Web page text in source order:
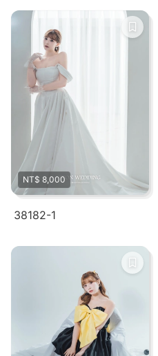
NT$ 8,000
38182-1